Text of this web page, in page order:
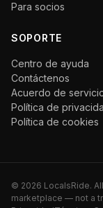
Para socios
SOPORTE
Centro de ayuda
Contáctenos
Acuerdo de
Política de
Política de cookies
© 2026 LocalsRide.
marketplace — not a